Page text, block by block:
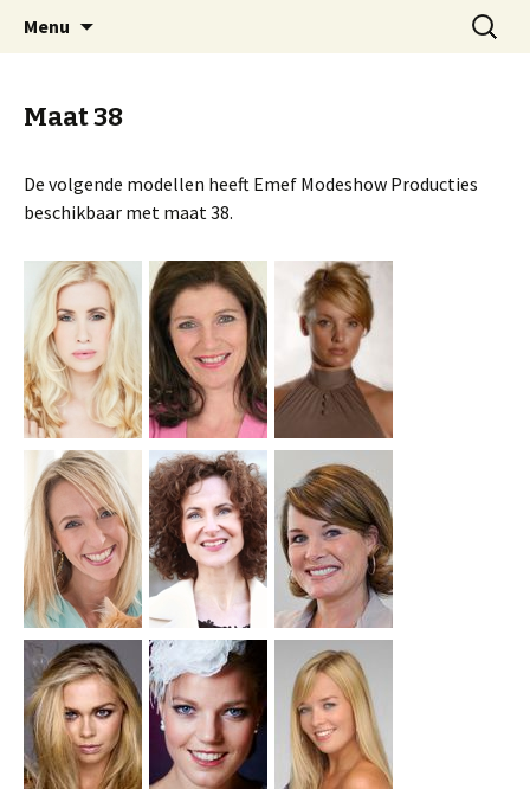
Emef Modeshow Producties
Menu
Zoeken
naar:
Maat 38
De volgende modellen heeft Emef Modeshow Producties
beschikbaar met maat 38.